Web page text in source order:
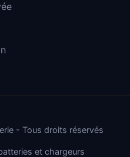
- Tous droits réservés
et chargeurs